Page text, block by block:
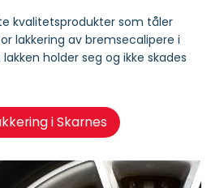
kvalitetsprodukter som tåler
lakkering av bremsecalipere i
holder seg og ikke skades
i Skarnes